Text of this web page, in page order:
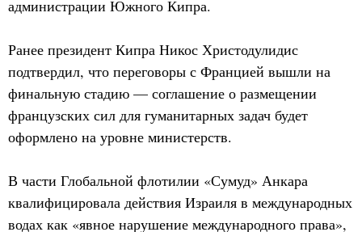
администрации Южного Кипра.
Ранее президент Кипра Никос Христодулидис
подтвердил, что переговоры с Францией вышли на
финальную стадию — соглашение о размещении
французских сил для гуманитарных задач будет
оформлено на уровне министерств.
В части Глобальной флотилии «Сумуд» Анкара
квалифицировала действия Израиля в международных
водах как «явное нарушение международного права»,